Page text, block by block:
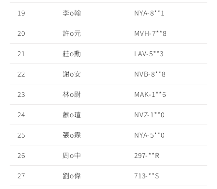
19 李o翰 NYA-8**1
20 許o元 MVH-7**8
21 莊o勳 LAV-5**3
22 謝o安 NVB-8**8
23 林o尉 MAK-1**6
24 蕭o瑄 NVZ-1**0
25 張o霖 NYA-5**0
26 周o中 297-**R
27 劉o偉 713-**S